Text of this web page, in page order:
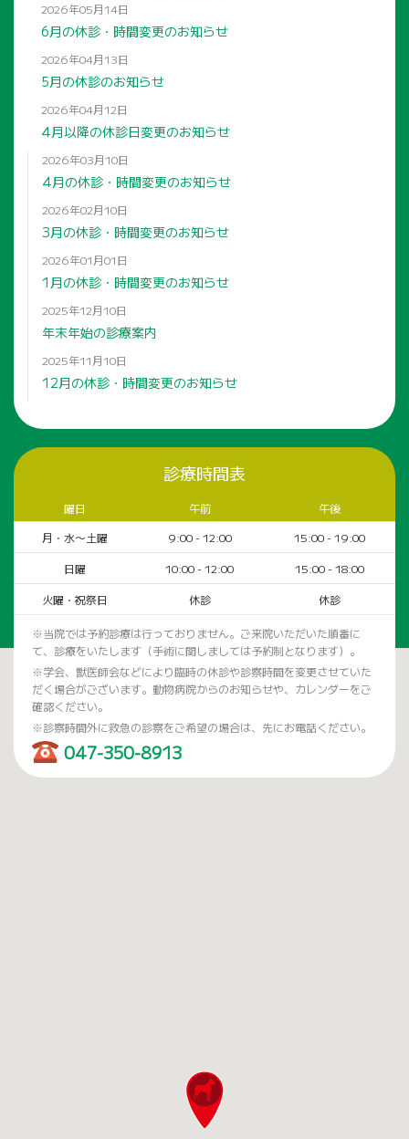
2026年05月14日
6月の休診・時間変更のお知らせ
2026年04月13日
5月の休診のお知らせ
2026年04月12日
4月以降の休診日変更のお知らせ
2026年03月10日
4月の休診・時間変更のお知らせ
2026年02月10日
3月の休診・時間変更のお知らせ
2026年01月01日
1月の休診・時間変更のお知らせ
2025年12月10日
年末年始の診療案内
2025年11月10日
12月の休診・時間変更のお知らせ
診療時間表
曜日 午前
午後
月・水〜土曜
9:00 - 12:00
15:00 - 19:00
日曜
10:00 - 12:00
15:00 - 18:00
火曜・祝祭日
休診 休診
※当院では予約診療は行っておりません。ご来院いただいた順番に
て、診療をいたします（手術に関しましては予約制となります）。
※学会、獣医師会などにより臨時の休診や診察時間を変更させていた
だく場合がございます。動物病院からのお知らせや、カレンダーをご
確認ください。
※診察時間外に救急の診察をご希望の場合は、先にお電話ください。
047-350-8913